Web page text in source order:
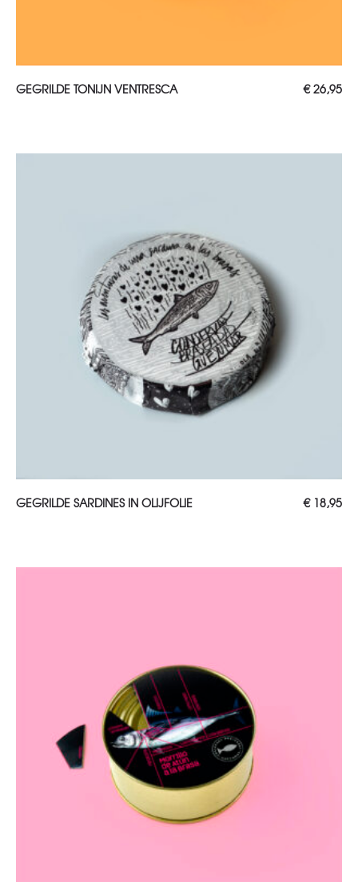
TOEVOEGEN AAN WINKELWAGEN
GEGRILDE TONIJN VENTRESCA €26,95
TOEVOEGEN AAN WINKELWAGEN
GEGRILDE SARDINES IN OLIJFOLIE €18,95